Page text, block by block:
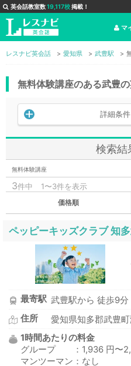
英会話教室数19,117校掲載！
マ
レスナビ英会話 愛知県 武豊駅
無料体験講座のある武豊
詳細条
検索結
無料体験講座
3件中 1〜3件を表示
価格順
ペッピーキッズクラブ 知
最寄駅 武豊駅から 徒歩9分
住所
愛知県知多郡武豊
1時間あたりの料金
グループ ：1,936 円〜
マンツーマン：なし